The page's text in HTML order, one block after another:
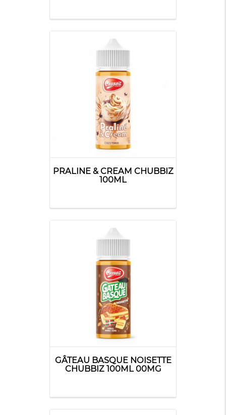
PRALINE & CREAM CHUBBIZ
100ML
GÂTEAU BASQUE NOISETTE
CHUBBIZ 100ML 00MG